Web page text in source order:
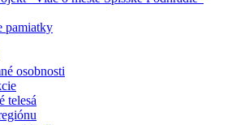
pamiatky
osobnosti
telesá